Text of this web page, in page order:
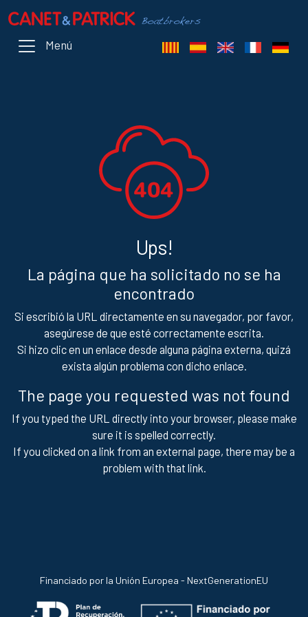
Menú
Ups!
La página que ha solicitado no se ha
encontrado
Si escribió la URL directamente en su navegador, por favor,
asegúrese de que esté correctamente escrita.
Si hizo clic en un enlace desde alguna página externa, quizá
exista algún problema con dicho enlace.
The page you requested was not found
If you typed the URL directly into your browser, please make
sure it is spelled correctly.
If you clicked on a link from an external page, there may be a
problem with that link.
Financiado por la Unión Europea - NextGenerationEU